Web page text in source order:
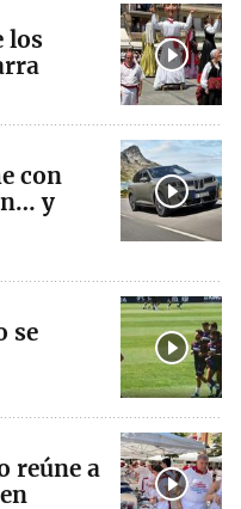
los
con
y
se
reúne a